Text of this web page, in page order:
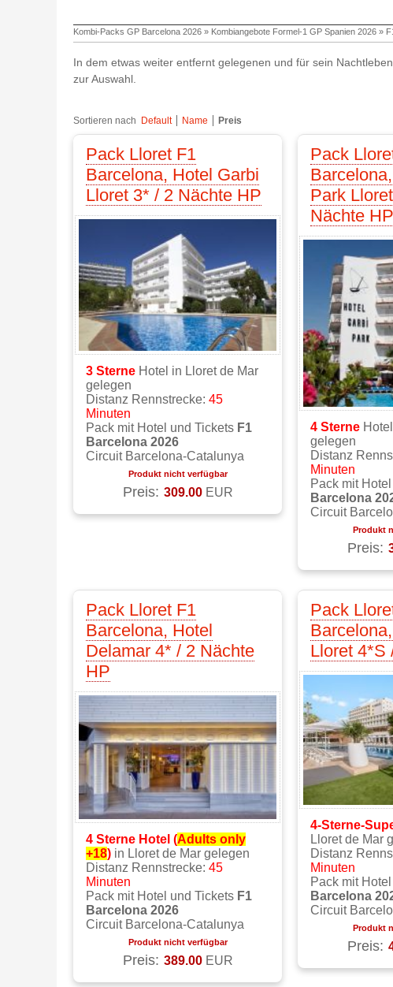
Kombi-Packs GP Barcelona 2026 » Kombiangebote Formel-1 GP Spanien 2026 »
In dem etwas weiter entfernt gelegenen und für sein
zur Auswahl.
Sortieren nach Default Name Preis
Pack Lloret F1
Barcelona, Hotel Garbi
Lloret 3* / 2 Nächte HP
3 Sterne Hotel in Lloret de Mar
gelegen
Distanz Rennstrecke: 45
Minuten
Pack mit Hotel und Tickets F1
Barcelona 2026
Circuit Barcelona-Catalunya
Produkt nicht verfügbar
Preis: 309.00 EUR
Pack
Park
Nächte HP
4 Sterne
gelegen
Distanz
Minuten
Pack mit
Barcelona
Circuit
Produkt
Preis:
Pack Lloret F1
Barcelona, Hotel
Delamar 4* / 2 Nächte
HP
4 Sterne Hotel (Adults only
+18) in Lloret de Mar gelegen
Distanz Rennstrecke: 45
Minuten
Pack mit Hotel und Tickets F1
Barcelona 2026
Circuit Barcelona-Catalunya
Produkt nicht verfügbar
Preis: 389.00 EUR
Pack
Lloret 4*S
4-Sterne-
Lloret de Mar
Distanz
Minuten
Pack mit
Barcelona
Circuit
Produkt
Preis: